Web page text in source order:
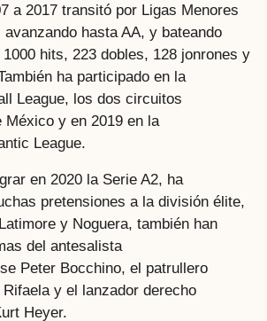
a 2017 transitó por Ligas Menores
hasta AA, y bateando
hits, 223 dobles, 128 jonrones y
ha participado en la
League, los dos circuitos
México y en 2019 en la
League.
en 2020 la Serie A2, ha
pretensiones a la división élite,
y Noguera, también han
del antesalista
Peter Bocchino, el patrullero
Rifaela y el lanzador derecho
Heyer.